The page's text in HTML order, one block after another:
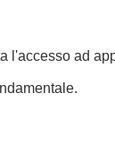
l'accesso ad